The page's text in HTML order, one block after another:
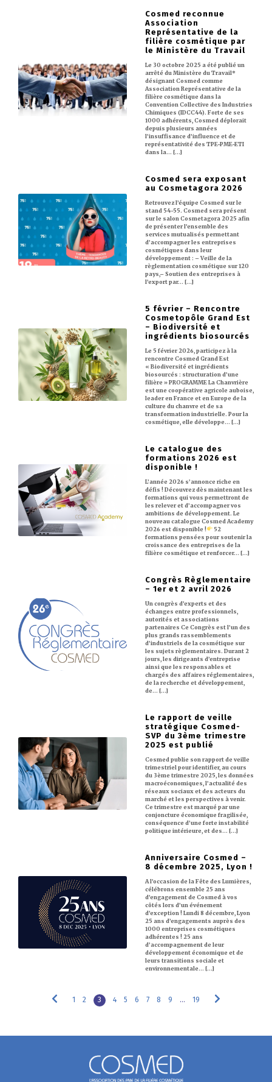
Cosmed reconnue
Association
Représentative de la
filière cosmétique par
le Ministère du Travail
Le 30 octobre 2025 a été publié un
arrêté du Ministère du Travail*
désignant Cosmed comme
Association Représentative de la
filière cosmétique dans la
Convention Collective des Industries
Chimiques (IDCC44). Forte de ses
1000 adhérents, Cosmed déplorait
depuis plusieurs années
l’insuffisance d’influence et de
représentativité des TPE-PME-ETI
dans la… [...]
Cosmed sera exposant
au Cosmetagora 2026
Retrouvez l’équipe Cosmed sur le
stand 54-55. Cosmed sera présent
sur le salon Cosmetagora 2025 afin
de présenter l’ensemble des
services mutualisés permettant
d’accompagner les entreprises
cosmétiques dans leur
développement : – Veille de la
règlementation cosmétique sur 120
pays,– Soutien des entreprises à
l’export par… [...]
5 février – Rencontre
Cosmetopôle Grand Est
– Biodiversité et
ingrédients biosourcés
Le 5 février 2026, participez à la
rencontre Cosmed Grand Est
« Biodiversité et ingrédients
biosourcés : structuration d’une
filière » PROGRAMME La Chanvrière
est une coopérative agricole auboise,
leader en France et en Europe de la
culture du chanvre et de sa
transformation industrielle. Pour la
cosmétique, elle développe… [...]
Le catalogue des
formations 2026 est
disponible !
L’année 2026 s’annonce riche en
défis ! Découvrez dès maintenant les
formations qui vous permettront de
les relever et d’accompagner vos
ambitions de développement. Le
nouveau catalogue Cosmed Academy
2026 est disponible !
52
formations pensées pour soutenir la
croissance des entreprises de la
filière cosmétique et renforcer… [...]
Congrès Règlementaire
– 1er et 2 avril 2026
Un congrès d’experts et des
échanges entre professionnels,
autorités et associations
partenaires Ce Congrès est l’un des
plus grands rassemblements
d’industriels de la cosmétique sur
les sujets règlementaires. Durant 2
jours, les dirigeants d’entreprise
ainsi que les responsables et
chargés des affaires réglementaires,
de la recherche et développement,
de… [...]
Le rapport de veille
stratégique Cosmed-
SVP du 3ème trimestre
2025 est publié
Cosmed publie son rapport de veille
trimestriel pour identifier, au cours
du 3ème trimestre 2025, les données
macroéconomiques, l’actualité des
réseaux sociaux et des acteurs du
marché et les perspectives à venir.
Ce trimestre est marqué par une
conjoncture économique fragilisée,
conséquence d’une forte instabilité
politique intérieure, et des… [...]
Anniversaire Cosmed –
8 décembre 2025, Lyon !
A l’occasion de la Fête des Lumières,
célébrons ensemble 25 ans
d’engagement de Cosmed à vos
côtés lors d’un événement
d’exception ! Lundi 8 décembre, Lyon
25 ans d’engagements auprès des
1000 entreprises cosmétiques
adhérentes ! 25 ans
d’accompagnement de leur
développement économique et de
leurs transitions sociale et
environnementale… [...]
1 2 3 4 5 6 7 8 9 … 19